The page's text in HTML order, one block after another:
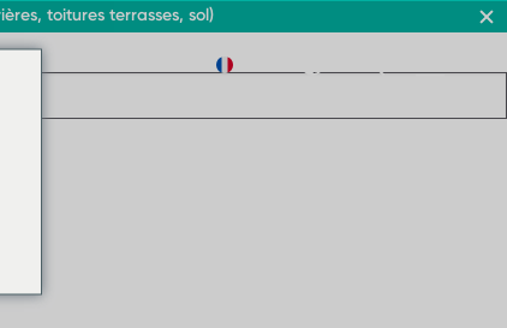
toitures terrasses, sol)